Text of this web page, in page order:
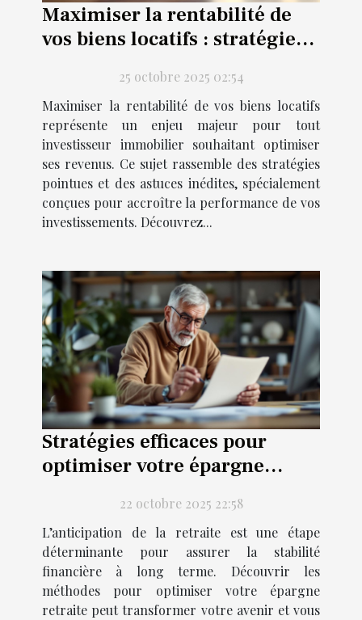
Maximiser la rentabilité de
vos biens locatifs : stratégies
25 octobre 2025 02:54
Maximiser la rentabilité de vos biens locatifs
représente un enjeu majeur pour tout
investisseur immobilier souhaitant optimiser
ses revenus. Ce sujet rassemble des stratégies
pointues et des astuces inédites, spécialement
conçues pour accroître la performance de vos
investissements. Découvrez...
Stratégies efficaces pour
optimiser votre épargne
22 octobre 2025 22:58
L’anticipation de la retraite est une étape
déterminante pour assurer la stabilité
financière à long terme. Découvrir les
méthodes pour optimiser votre épargne
retraite peut transformer votre avenir et vous